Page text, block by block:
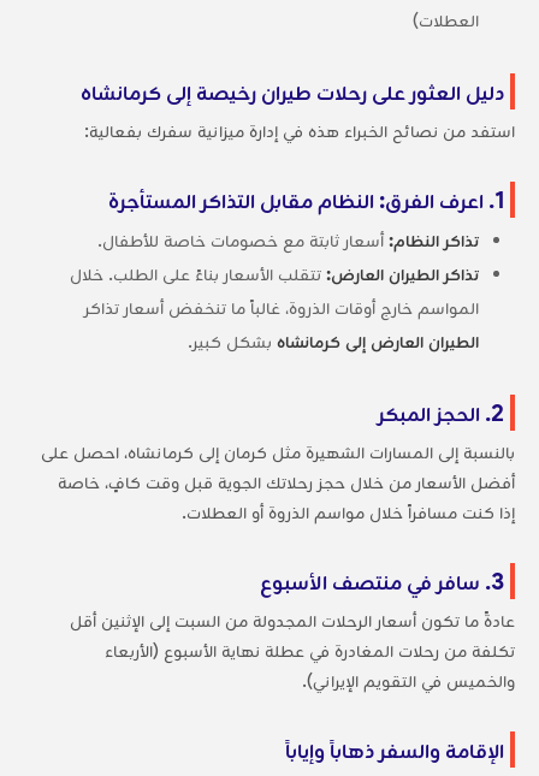
العطلات)
دليل العثور على رحلات طيران رخيصة إلى كرمانشاه
استفد من نصائح الخبراء هذه في إدارة ميزانية سفرك بفعالية:
1. اعرف الفرق: النظام مقابل التذاكر المستأجرة
تذاكر النظام:أسعار ثابتة مع خصومات خاصة للأطفال.
تذاكر الطيران العارض:تتقلب الأسعار بناءً على الطلب. خلال
المواسم خارج أوقات الذروة، غالباً ما تنخفض أسعار تذاكر
الطيران العارض إلى كرمانشاهبشكل كبير.
2. الحجز المبكر
بالنسبة إلى المسارات الشهيرة مثل كرمان إلى كرمانشاه، احصل على
أفضل الأسعار من خلال حجز رحلاتك الجوية قبل وقت كافٍ، خاصة
إذا كنت مسافراً خلال مواسم الذروة أو العطلات.
3. سافر في منتصف الأسبوع
عادةً ما تكون أسعار الرحلات المجدولة من السبت إلى الإثنين أقل
تكلفة من رحلات المغادرة في عطلة نهاية الأسبوع (الأربعاء
والخميس في التقويم الإيراني).
الإقامة والسفر ذهاباً وإياباً